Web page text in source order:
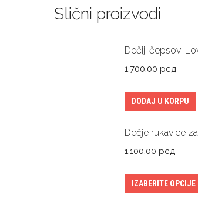
Slični proizvodi
Dečiji čepsovi
1.700,00 рсд
DODAJ U KORPU
Dečje rukavice
1.100,00 рсд
IZABERITE OPCIJE